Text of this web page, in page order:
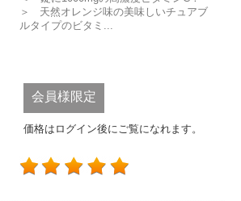
＞ 天然オレンジ味の美味しいチュアブ
ルタイプのビタミ...
会員様限定
価格はログイン後にご覧になれます。